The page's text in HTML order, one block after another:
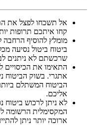
אל תשכחו לפצל את
קחו איתכם תרופות
מומלץ להוסיף הרחבה
ביטוח ביטול נסיעה
שרכשתם לא ניתנים
התאימו את הכיסויים
אתגרי. בשוק הביטוח
הביטוח המשתלם
אליכם.
לא ניתן לרכוש ביטוח
המקסימלית הרשומה
ארוכה יותר ניתן